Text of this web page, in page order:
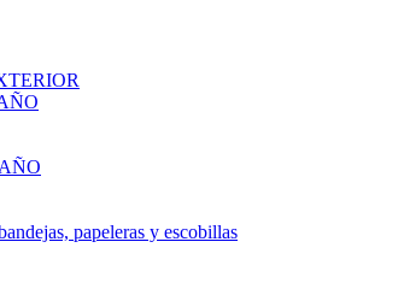
papeleras y escobillas